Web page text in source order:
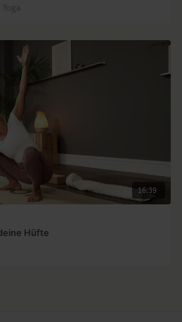
16:39
Hüfte